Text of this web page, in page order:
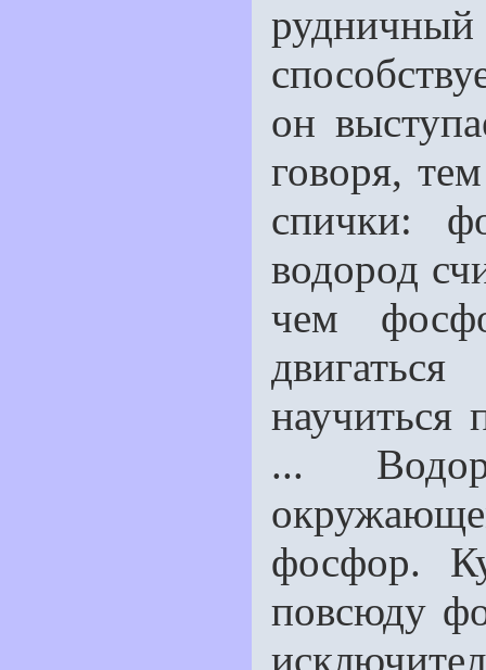
он
говоря,
спички:
водород
чем
научиться
...
фосфор.
повсюду